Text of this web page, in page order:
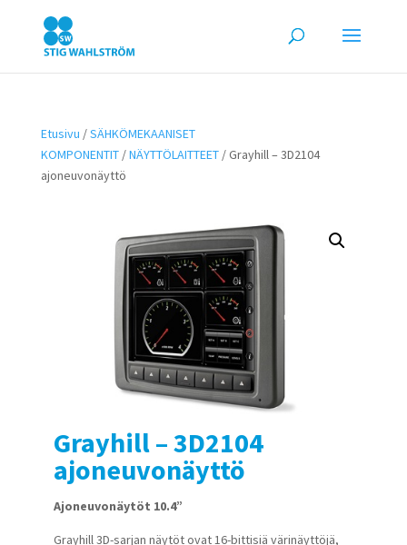
Etusivu /SÄHKÖMEKAANISET
KOMPONENTIT/NÄYTTÖLAITTEET/ Grayhill – 3D2104
ajoneuvonäyttö
Grayhill – 3D2104
ajoneuvonäyttö
Ajoneuvonäytöt 10.4”
Grayhill 3D-sarjan näytöt ovat 16-bittisiä värinäyttöjä,